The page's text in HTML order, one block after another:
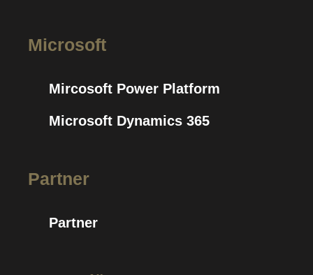
Microsoft
Mircosoft Power Platform
Microsoft Dynamics 365
Partner
Partner